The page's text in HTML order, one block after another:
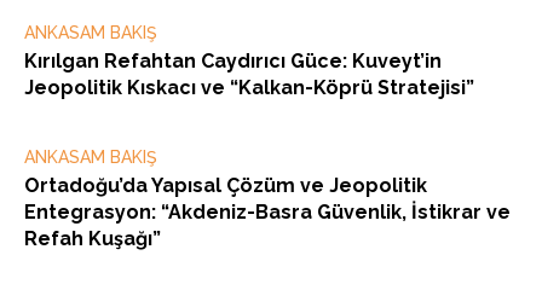
ANKASAM BAKIŞ
Kırılgan Refahtan Caydırıcı Güce: Kuveyt’in
Jeopolitik Kıskacı ve “Kalkan-Köprü Stratejisi”
ANKASAM BAKIŞ
Ortadoğu’da Yapısal Çözüm ve Jeopolitik
Entegrasyon: “Akdeniz-Basra Güvenlik, İstikrar ve
Refah Kuşağı”